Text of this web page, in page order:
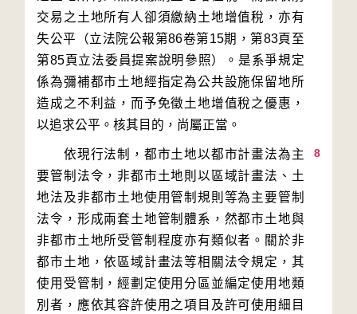
交易之土地所有人卻須繳納土地增值稅，亦有
失公平（立法院公報第86卷第15期，第83頁至
第85頁立法委員提案說明參照）。是系爭規定
係為彌補都市土地經指定為公共設施保留地所
造成之不利益，而予免徵土地增值稅之優惠，
8
依現行法制，都市土地以都市計畫法為主
要管制法令，非都市土地則以區域計畫法、土
地法及非都市土地使用管制規則等為主要管制
法令，形成兩套土地管制體系，然都市土地與
非都市土地所受管制程度亦有類似者。關於非
都市土地，依區域計畫法等相關法令規定，其
使用受管制，經劃定使用分區並編定使用地類
別者，應依其容許使用之項目及許可使用細目